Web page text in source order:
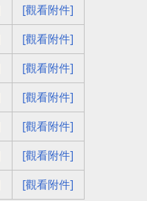
[觀看附件]
[觀看附件]
[觀看附件]
[觀看附件]
[觀看附件]
[觀看附件]
[觀看附件]